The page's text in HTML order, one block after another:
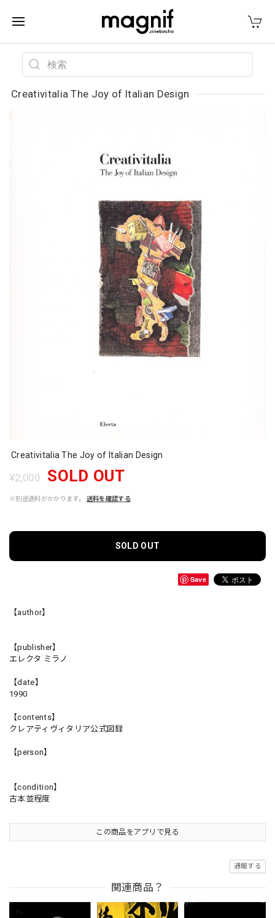
Creativitalia The Joy of Italian Design
Creativitalia The Joy of Italian Design
¥2,000 SOLD OUT
※別途送料がかかります。 送料を確認する
SOLD OUT
Save
【author】
【publisher】
エレクタ ミラノ
【date】
1990
【contents】
クレアティヴィタリア公式図録
【person】
【condition】
古本並程度
この商品をアプリで見る
通報する
関連商品？